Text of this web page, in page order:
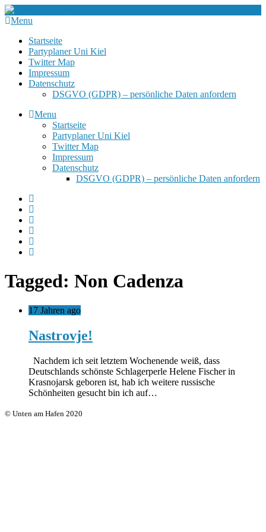
Menu
Startseite
Partyplaner Uni Kiel
Twitter Map
Impressum
Datenschutz
DSGVO (GDPR) – persönliche Daten anfordern
Menu
Startseite
Partyplaner Uni Kiel
Twitter Map
Impressum
Datenschutz
DSGVO (GDPR) – persönliche Daten anfordern
Tagged: Non Cadenza
17 Jahren ago
Nastrovje!
Nachdem ich seit letztem Wochenende weiß, dass
Deutschlands schönste Schlagerperle Helene Fischer in
Krasnojarsk geboren ist, hab ich weitere russische
Schönheiten gesucht bin ich auf…
© Unten am Hafen 2020